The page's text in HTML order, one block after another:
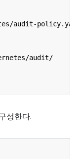
audit-policy.yaml
audit/
성한다.